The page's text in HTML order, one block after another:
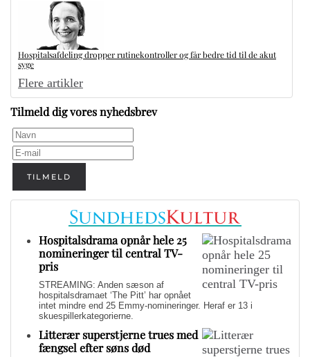
Hospitalsafdeling dropper rutinekontroller og får bedre tid til de akut
syge
Flere artikler
Tilmeld dig vores nyhedsbrev
TILMELD
Hospitalsdrama opnår hele 25
nomineringer til central TV-
pris
STREAMING: Anden sæson af
hospitalsdramaet ‘The Pitt’ har opnået
intet mindre end 25 Emmy-nomineringer. Heraf er 13 i
skuespillerkategorierne.
Litterær superstjerne trues med
fængsel efter søns død